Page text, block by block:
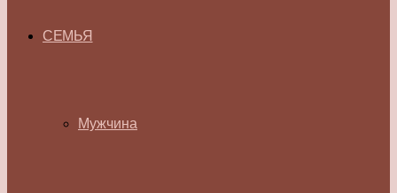
СЕМЬЯ
Мужчина